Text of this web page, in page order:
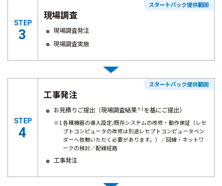
スタートパック提供範囲
STEP
3
現場調査
現場調査発注
現場調査実施
スタートパック提供範囲
STEP
4
工事発注
お見積りご提出（現場調査結果※1を基にご提出）
※1 各種機器の導入設定/既存システムの改修・動作保証（レセ
プトコンピュータの改修は別途レセプトコンピュータベン
ダーへ依頼いただく必要があります。）／回線・ネットワ
ークの検討／配線経路
工事発注